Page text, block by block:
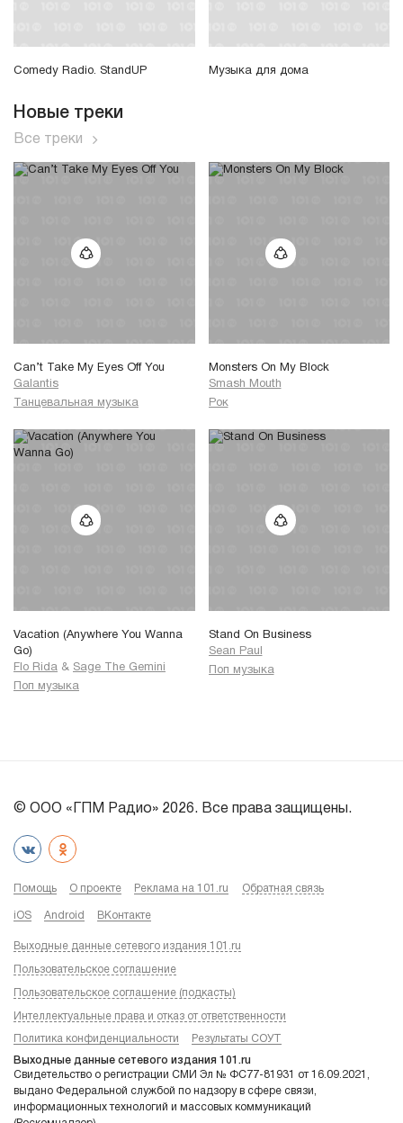
Comedy Radio. StandUP Музыка для дома
Новые треки
Все треки
Can’t Take My Eyes Off You
Galantis
Танцевальная музыка
Monsters On My Block
Smash Mouth
Рок
Vacation (Anywhere You Wanna
Go)
Flo Rida & Sage The Gemini
Поп музыка
Stand On Business
Sean Paul
Поп музыка
© ООО «ГПМ Радио» 2026. Все права защищены.
Помощь О проекте Реклама на 101.ru Обратная связь
iOS Android ВКонтакте
Выходные данные сетевого издания 101.ru
Пользовательское соглашение
Пользовательское соглашение (подкасты)
Интеллектуальные права и отказ от ответственности
Политика конфиденциальности Результаты СОУТ
Выходные данные сетевого издания 101.ru
Свидетельство о регистрации СМИ Эл № ФС77-81931 от 16.09.2021,
выдано Федеральной службой по надзору в сфере связи,
информационных технологий и массовых коммуникаций